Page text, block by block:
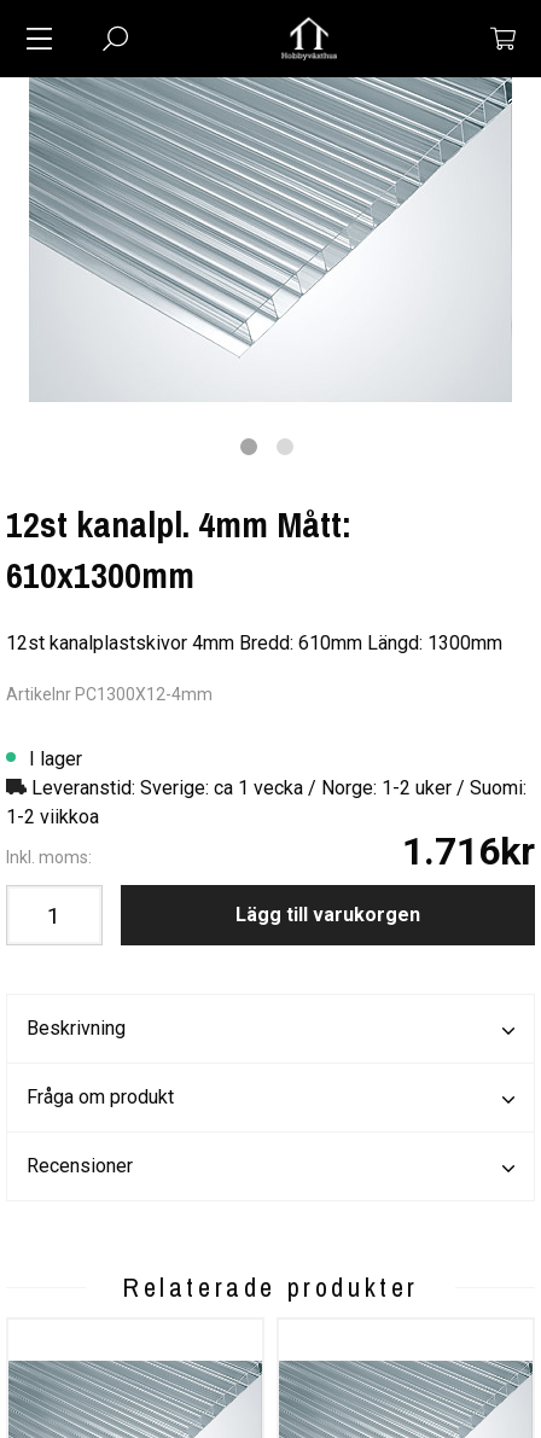
12st kanalpl. 4mm Mått:
610x1300mm
12st kanalplastskivor 4mm Bredd: 610mm Längd: 1300mm
Artikelnr PC1300X12-4mm
I lager
Leveranstid: Sverige: ca 1 vecka / Norge: 1-2 uker / Suomi:
1-2 viikkoa
Inkl. moms: 1.716kr
Lägg till varukorgen
Beskrivning
Fråga om produkt
Recensioner
Relaterade produkter